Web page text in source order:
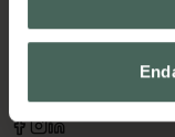
datorn. Oavsett
hjälpa just dig att
med oss.